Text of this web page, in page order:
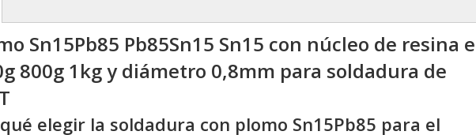
Sn15Pb85 Pb85Sn15 Sn15 con núcleo de resina
800g 1kg y diámetro 0,8mm para soldadura de
elegir la soldadura con plomo Sn15Pb85 para el